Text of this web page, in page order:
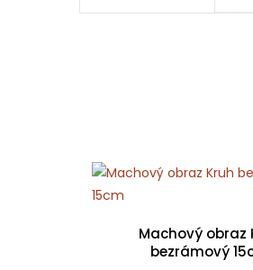
Machový obraz
bezrámový